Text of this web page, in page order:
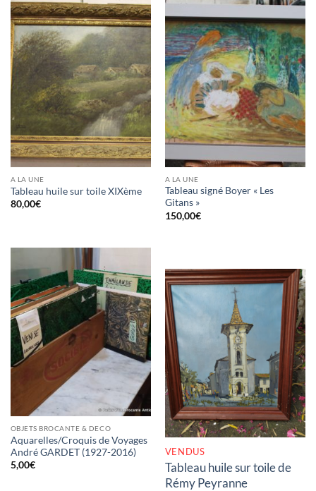
A LA UNE
Tableau huile sur toile XIXème
80,00€
A LA UNE
Tableau signé Boyer « Les
Gitans »
150,00€
OBJETS BROCANTE & DECO
Aquarelles/Croquis de Voyages
André GARDET (1927-2016)
5,00€
RUPTURE DE STOCK
VENDUS
Tableau huile sur toile de
Rémy Peyranne